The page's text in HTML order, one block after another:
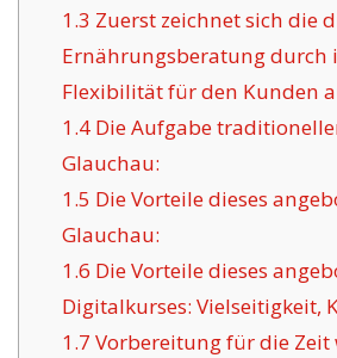
1.3 Zuerst zeichnet sich die
Ernährungsberatung durch
Flexibilität für den Kunden
1.4Die Aufgabe
Glauchau:
1.5 Die Vorteile dieses
Glauchau:
1.6 Die Vorteile dieses
Digitalkurses: Vielseitigkeit,
1.7 Vorbereitung für die Zeit